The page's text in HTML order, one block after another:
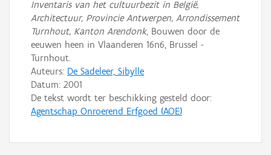
Inventaris van het cultuurbezit in België,
Architectuur, Provincie Antwerpen, Arrondissement
Turnhout, Kanton Arendonk, Bouwen door de
eeuwen heen in Vlaanderen 16n6, Brussel -
Turnhout.
Auteurs: De Sadeleer, Sibylle
Datum: 2001
De tekst wordt ter beschikking gesteld door:
Agentschap Onroerend Erfgoed (AOE)